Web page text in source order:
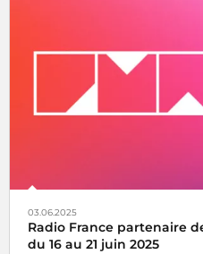
03.06.2025
Radio France partenaire
du 16 au 21 juin 2025